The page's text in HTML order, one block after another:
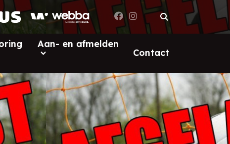
Aan- en afmelden
Contact